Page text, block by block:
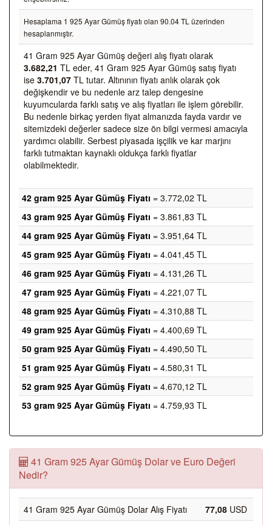
Hesaplama 1 925 Ayar Gümüş fiyatı olan 90.04 TL üzerinden
hesaplanmıştır.
41 Gram 925 Ayar Gümüş değeri alış fiyatı olarak
3.682,21 TL eder, 41 Gram 925 Ayar Gümüş satış fiyatı
ise 3.701,07 TL tutar. Altınının fiyatı anlık olarak çok
değişkendir ve bu nedenle arz talep dengesine
kuyumcularda farklı satış ve alış fiyatları ile işlem görebilir.
Bu nedenle birkaç yerden fiyat almanızda fayda vardır ve
sitemizdeki değerler sadece size ön bilgi vermesi amacıyla
yardımcı olabilir. Serbest piyasada işçilik ve kar marjını
farklı tutmaktan kaynaklı oldukça farklı fiyatlar
olabilmektedir.
42 gram 925 Ayar Gümüş Fiyatı = 3.772,02 TL
43 gram 925 Ayar Gümüş Fiyatı = 3.861,83 TL
44 gram 925 Ayar Gümüş Fiyatı = 3.951,64 TL
45 gram 925 Ayar Gümüş Fiyatı = 4.041,45 TL
46 gram 925 Ayar Gümüş Fiyatı = 4.131,26 TL
47 gram 925 Ayar Gümüş Fiyatı = 4.221,07 TL
48 gram 925 Ayar Gümüş Fiyatı = 4.310,88 TL
49 gram 925 Ayar Gümüş Fiyatı = 4.400,69 TL
50 gram 925 Ayar Gümüş Fiyatı = 4.490,50 TL
51 gram 925 Ayar Gümüş Fiyatı = 4.580,31 TL
52 gram 925 Ayar Gümüş Fiyatı = 4.670,12 TL
53 gram 925 Ayar Gümüş Fiyatı = 4.759,93 TL
41 Gram 925 Ayar Gümüş Dolar ve Euro Değeri
Nedir?
41 Gram 925 Ayar Gümüş Dolar Alış Fiyatı 77,08 USD